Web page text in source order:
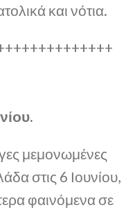
και νότια.
μεμονωμένες
στις 6 Ιουνίου,
φαινόμενα σε